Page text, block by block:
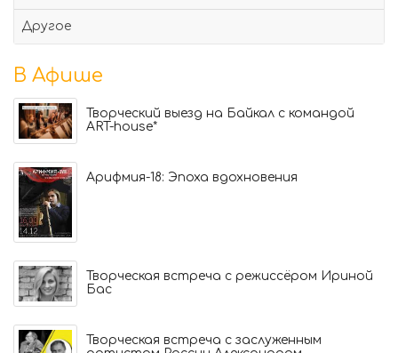
Другое
В Афише
Творческий выезд на Байкал с командой
ART-house*
Арифмия-18: Эпоха вдохновения
Творческая встреча с режиссёром Ириной
Бас
Творческая встреча с заслуженным